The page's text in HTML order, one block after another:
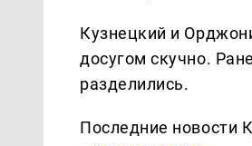
Кузнецкий и
досугом скучно.
разделились.
Последние новости